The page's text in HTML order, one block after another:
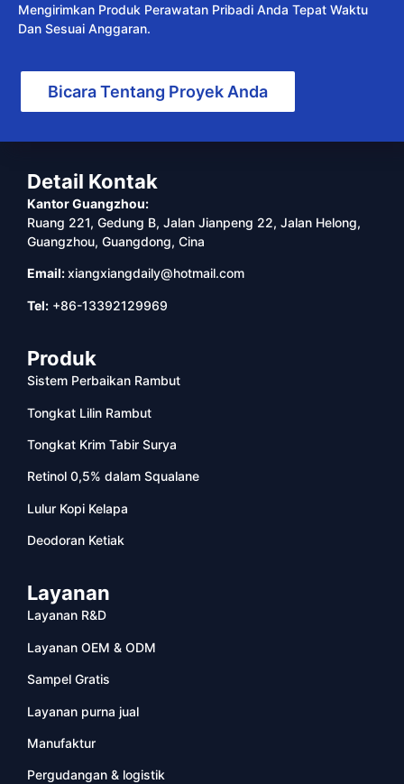
Mengirimkan Produk Perawatan Pribadi Anda Tepat Waktu
Dan Sesuai Anggaran.
Bicara Tentang Proyek Anda
Detail Kontak
Kantor Guangzhou:
Ruang 221, Gedung B, Jalan Jianpeng 22, Jalan Helong,
Guangzhou, Guangdong, Cina
Email:xiangxiangdaily@hotmail.com
Tel: +86-13392129969
Produk
Sistem Perbaikan Rambut
Tongkat Lilin Rambut
Tongkat Krim Tabir Surya
Retinol 0,5% dalam Squalane
Lulur Kopi Kelapa
Deodoran Ketiak
Layanan
Layanan R&D
Layanan OEM & ODM
Sampel Gratis
Layanan purna jual
Manufaktur
Pergudangan & logistik